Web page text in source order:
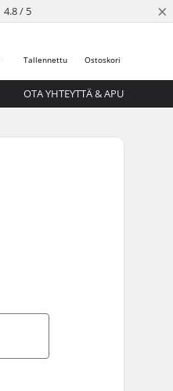
4.8 / 5 ×
Ostoskori
Tallennettu
OTA YHTEYTTÄ & APU